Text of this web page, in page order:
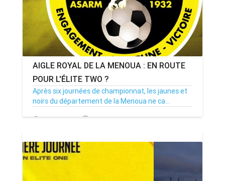
AIGLE ROYAL DE LA MENOUA : EN ROUTE
POUR L'ÉLITE TWO ?
Après six journées de championnat, les jaunes et
noirs du département de la Menoua ne ca...
08/11/23 Par MenouActu 0